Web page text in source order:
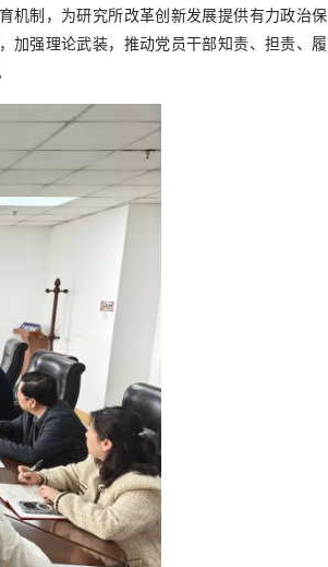
机制，为研究所改革创新发展提供有力政治保
加强理论武装，推动党员干部知责、担责、履